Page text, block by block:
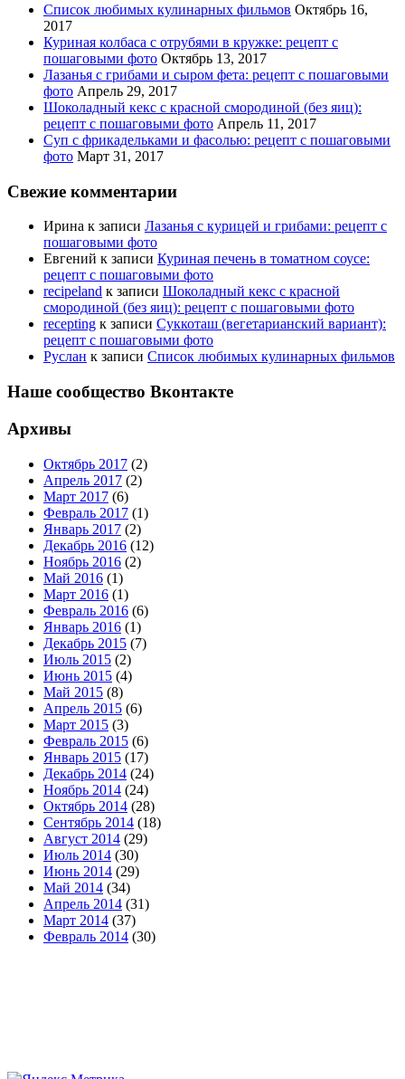
Список любимых кулинарных фильмов Октябрь 16,
2017
Куриная колбаса с отрубями в кружке: рецепт с
пошаговыми фото Октябрь 13, 2017
Лазанья с грибами и сыром фета: рецепт с пошаговыми
фото Апрель 29, 2017
Шоколадный кекс с красной смородиной (без яиц):
рецепт с пошаговыми фото Апрель 11, 2017
Суп с фрикадельками и фасолью: рецепт с пошаговыми
фото Март 31, 2017
Свежие комментарии
Ирина к записи Лазанья с курицей и грибами: рецепт с
пошаговыми фото
Евгений к записи Куриная печень в томатном соусе:
рецепт с пошаговыми фото
recipeland к записи Шоколадный кекс с красной
смородиной (без яиц): рецепт с пошаговыми фото
recepting к записи Суккоташ (вегетарианский вариант):
рецепт с пошаговыми фото
Руслан к записи Список любимых кулинарных фильмов
Наше сообщество Вконтакте
Архивы
Октябрь 2017 (2)
Апрель 2017 (2)
Март 2017 (6)
Февраль 2017 (1)
Январь 2017 (2)
Декабрь 2016 (12)
Ноябрь 2016 (2)
Май 2016 (1)
Март 2016 (1)
Февраль 2016 (6)
Январь 2016 (1)
Декабрь 2015 (7)
Июль 2015 (2)
Июнь 2015 (4)
Май 2015 (8)
Апрель 2015 (6)
Март 2015 (3)
Февраль 2015 (6)
Январь 2015 (17)
Декабрь 2014 (24)
Ноябрь 2014 (24)
Октябрь 2014 (28)
Сентябрь 2014 (18)
Август 2014 (29)
Июль 2014 (30)
Июнь 2014 (29)
Май 2014 (34)
Апрель 2014 (31)
Март 2014 (37)
Февраль 2014 (30)